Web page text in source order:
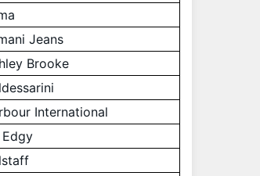
Jeans
Brooke
International
Edgy